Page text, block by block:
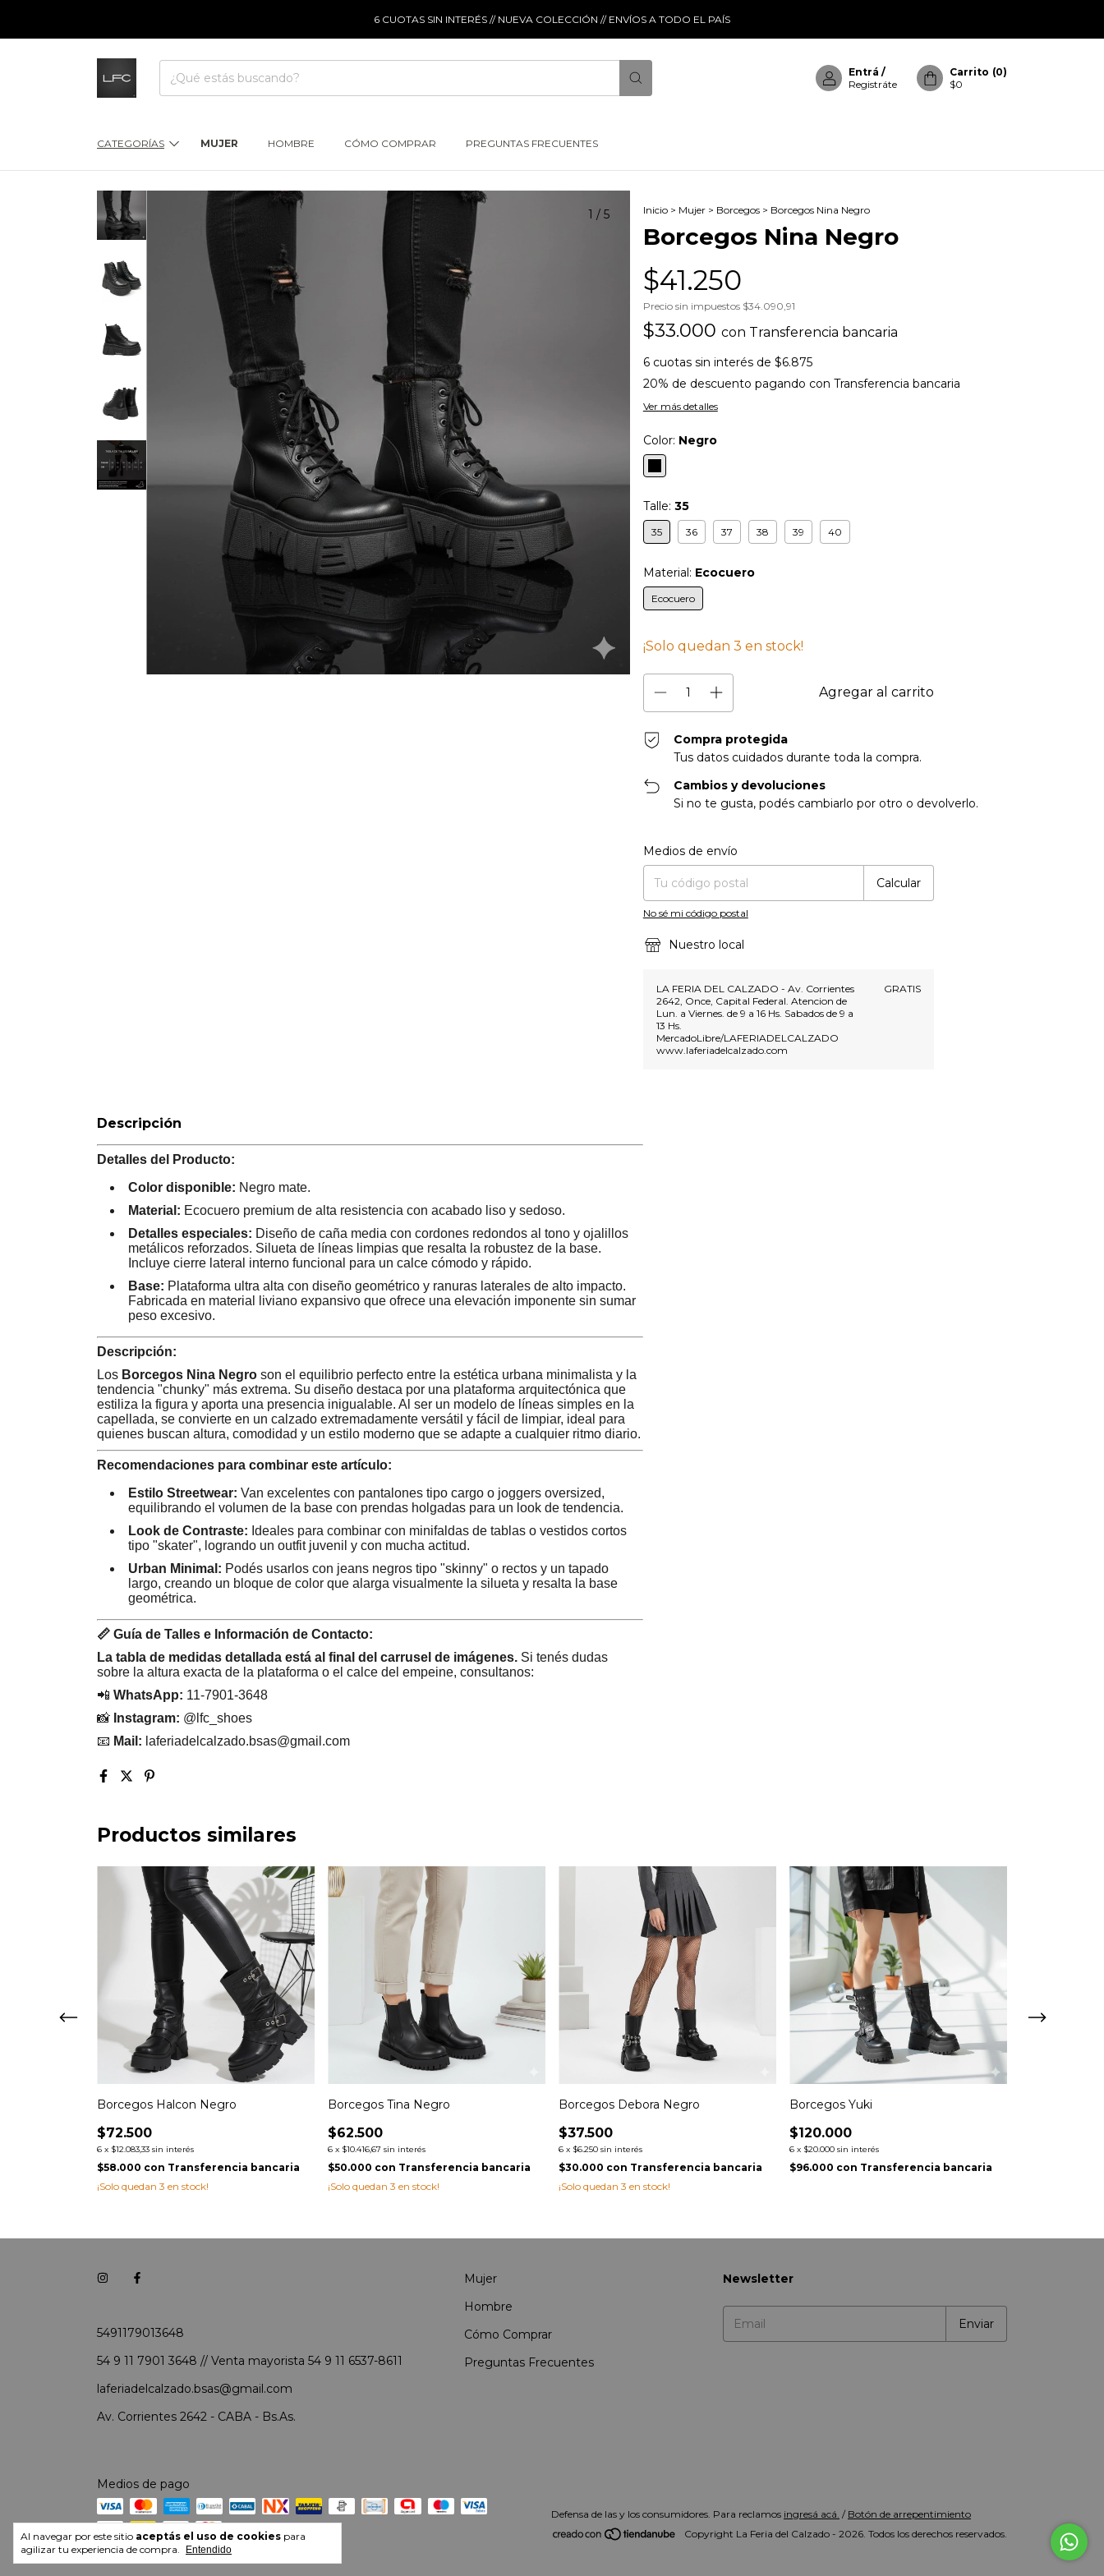
6 CUOTAS SIN INTERÉS // NUEVA COLECCIÓN // ENVÍOS A TODO EL PAÍS
Entrá /
Registráte
Carrito (0)
$0
CATEGORÍAS MUJER HOMBRE CÓMO COMPRAR PREGUNTAS FRECUENTES
Al navegar por este sitio aceptás el uso de cookies para
agilizar tu experiencia de compra.
Entendido
1 / 5 Inicio > Mujer > Borcegos > Borcegos Nina Negro
Borcegos Nina Negro
$41.250
Precio sin impuestos $34.090,91
$33.000 con Transferencia bancaria
6 cuotas sin interés de $6.875
20% de descuento pagando con Transferencia bancaria
Ver más detalles
Color: Negro
Talle: 35
35 36 37 38 39 40
Material: Ecocuero
Ecocuero
¡Solo quedan 3 en stock!
Compra protegida
Tus datos cuidados durante toda la compra.
Cambios y devoluciones
Si no te gusta, podés cambiarlo por otro o devolverlo.
Entregas para el CP:
Medios de envío
Calcular
No sé mi código postal
Nuestro local
LA FERIA DEL CALZADO - Av. Corrientes
2642, Once, Capital Federal. Atencion de
Lun. a Viernes. de 9 a 16 Hs. Sabados de 9 a
13 Hs.
MercadoLibre/LAFERIADELCALZADO
www.laferiadelcalzado.com
GRATIS
Descripción
Detalles del Producto:
Color disponible: Negro mate.
Material: Ecocuero premium de alta resistencia con acabado liso y sedoso.
Detalles especiales: Diseño de caña media con cordones redondos al tono y ojalillos
metálicos reforzados. Silueta de líneas limpias que resalta la robustez de la base.
Incluye cierre lateral interno funcional para un calce cómodo y rápido.
Base: Plataforma ultra alta con diseño geométrico y ranuras laterales de alto impacto.
Fabricada en material liviano expansivo que ofrece una elevación imponente sin sumar
peso excesivo.
Descripción:
Los Borcegos Nina Negro son el equilibrio perfecto entre la estética urbana minimalista y la
tendencia "chunky" más extrema. Su diseño destaca por una plataforma arquitectónica que
estiliza la figura y aporta una presencia inigualable. Al ser un modelo de líneas simples en la
capellada, se convierte en un calzado extremadamente versátil y fácil de limpiar, ideal para
quienes buscan altura, comodidad y un estilo moderno que se adapte a cualquier ritmo diario.
Recomendaciones para combinar este artículo:
Estilo Streetwear: Van excelentes con pantalones tipo cargo o joggers oversized,
equilibrando el volumen de la base con prendas holgadas para un look de tendencia.
Look de Contraste: Ideales para combinar con minifaldas de tablas o vestidos cortos
tipo "skater", logrando un outfit juvenil y con mucha actitud.
Urban Minimal: Podés usarlos con jeans negros tipo "skinny" o rectos y un tapado
largo, creando un bloque de color que alarga visualmente la silueta y resalta la base
geométrica.
📏 Guía de Talles e Información de Contacto:
La tabla de medidas detallada está al final del carrusel de imágenes. Si tenés dudas
sobre la altura exacta de la plataforma o el calce del empeine, consultanos:
📲 WhatsApp: 11-7901-3648
📸 Instagram: @lfc_shoes
📧 Mail: laferiadelcalzado.bsas@gmail.com
Productos similares
Borcegos Halcon Negro
$72.500
6 x $12.083,33 sin interés
$58.000 con Transferencia bancaria
¡Solo quedan 3 en stock!
Borcegos Tina Negro
$62.500
6 x $10.416,67 sin interés
$50.000 con Transferencia bancaria
¡Solo quedan 3 en stock!
Borcegos Debora Negro
$37.500
6 x $6.250 sin interés
$30.000 con Transferencia bancaria
¡Solo quedan 3 en stock!
Borcegos Yuki
$120.000
6 x $20.000 sin interés
$96.000 con Transferencia bancaria
5491179013648
54 9 11 7901 3648 // Venta mayorista 54 9 11 6537-8611
laferiadelcalzado.bsas@gmail.com
Av. Corrientes 2642 - CABA - Bs.As.
Mujer
Hombre
Cómo Comprar
Preguntas Frecuentes
Newsletter
Medios de pago
Defensa de las y los consumidores. Para reclamos ingresá acá. / Botón de arrepentimiento
Copyright La Feria del Calzado - 2026. Todos los derechos reservados.